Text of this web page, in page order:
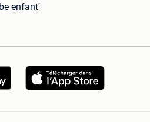
enfant'